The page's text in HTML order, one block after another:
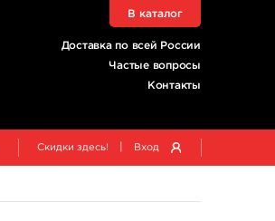
Доставка по всей России
Частые вопросы
Контакты
В каталог
Скидки здесь! Вход